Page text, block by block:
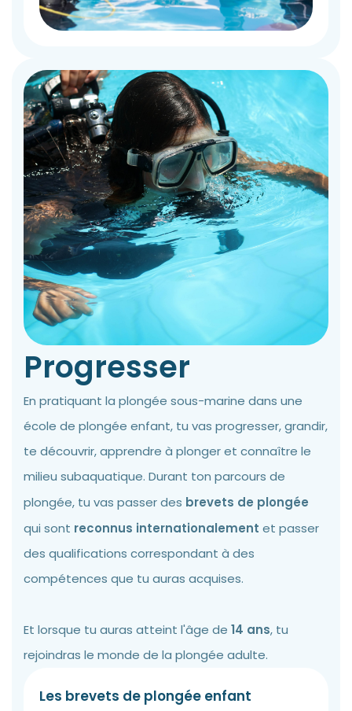
Progresser
En pratiquant la plongée sous-marine dans une
école de plongée enfant, tu vas progresser, grandir,
te découvrir, apprendre à plonger et connaître le
milieu subaquatique. Durant ton parcours de
plongée, tu vas passer des brevets de plongée
qui sont reconnus internationalement et passer
des qualifications correspondant à des
compétences que tu auras acquises.
Et lorsque tu auras atteint l'âge de 14 ans, tu
rejoindras le monde de la plongée adulte.
Les brevets de plongée enfant